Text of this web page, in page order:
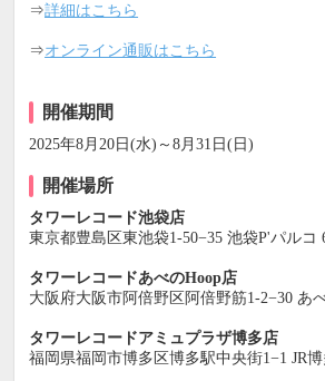
⇒詳細はこちら
⇒オンライン通販はこちら
開催期間
2025年8月20日(水)～8月31日(日)
開催場所
タワーレコード池袋店
東京都豊島区東池袋1-50−35 池袋P'パルコ
タワーレコードあべのHoop店
大阪府大阪市阿倍野区阿倍野筋1-2−30 あ
タワーレコードアミュプラザ博多店
福岡県福岡市博多区博多駅中央街1−1 JR